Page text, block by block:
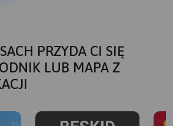
PRZYDA CI SIĘ
LUB MAPA Z